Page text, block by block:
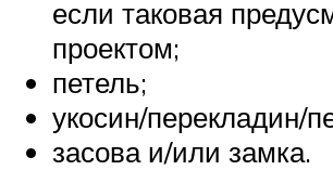
если таковая
проектом;
петель;
укосин/перекладин/
засова и/или замка.